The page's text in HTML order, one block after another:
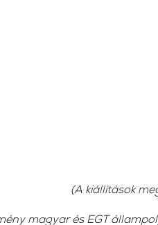
(A kiállítások
magyar és EGT